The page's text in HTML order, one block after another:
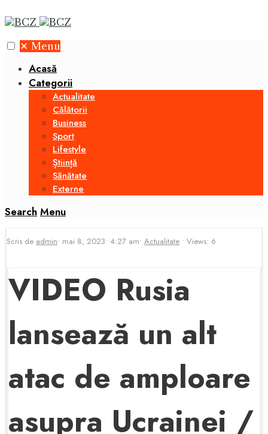
✕ Menu
Acasă
Categorii
Actualitate
Călătorii
Business
Sport
Lifestyle
Știință
Sănătate
Externe
Search Menu
Scris de admin• mai 8, 2023• 4:27 am• Actualitate • Views: 6
VIDEO ​Rusia
lansează un alt
atac de amploare
asupra Ucrainei /